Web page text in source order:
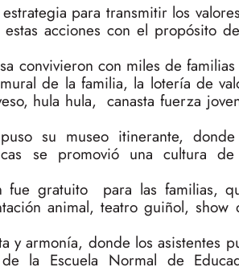
para transmitir los
acciones con el propósito
convivieron con miles de
de la familia, la lotería de
hula hula, canasta fuerza
su museo itinerante,
se promovió una cultura
fue gratuito para las familias,
animal, teatro guiñol, show
y armonía, donde los asistentes
la Escuela Normal de